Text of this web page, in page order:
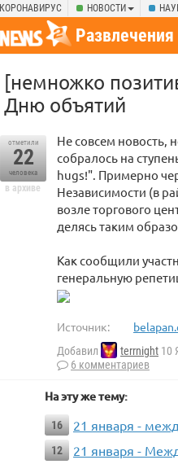
КОРОНАВИРУС НОВОСТИ
Развлечения
[немножко
Дню объятий
отметили
22
человека
в архиве
Не совсем новость,
собралось на
hugs!". Примерно
Независимости (в
возле торгового
делясь таким
Как сообщили
генеральную
Источник:
Добавил terrnight 10
6 комментариев
На эту же тему:
16 21 января -
12
21 января -